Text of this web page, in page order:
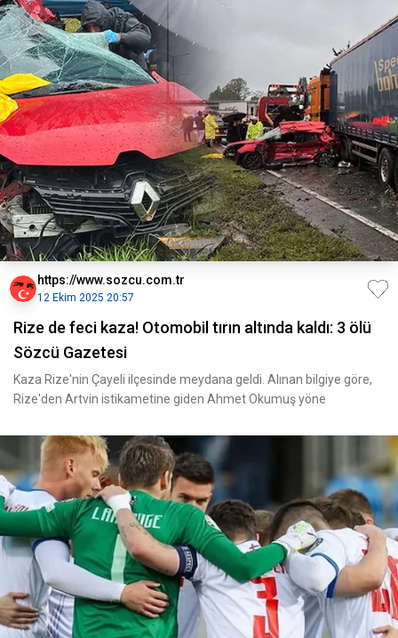
https://www.sozcu.com.tr
12 Ekim 2025 20:57
Rize de feci kaza! Otomobil tırın altında kaldı: 3 ölü
Sözcü Gazetesi
Kaza Rize'nin Çayeli ilçesinde meydana geldi. Alınan bilgiye göre,
Rize'den Artvin istikametine giden Ahmet Okumuş yöne